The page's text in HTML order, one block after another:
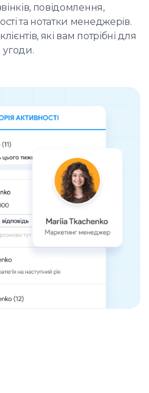
повідомлення,
та нотатки менеджерів.
які вам потрібні для
угоди.